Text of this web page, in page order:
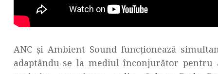
ANC și Ambient Sound funcționează
adaptându-se la mediul înconjurător pentru